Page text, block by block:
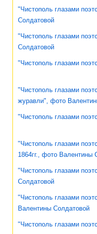
"Чистополь глазами
Солдатовой
"Чистополь глазами
Солдатовой
"Чистополь глазами
"Чистополь глазами
журавли", фото
"Чистополь глазами
"Чистополь глазами
1864гг., фото Валентины
"Чистополь глазами
Солдатовой
"Чистополь глазами
Валентины Солдатовой
"Чистополь глазами